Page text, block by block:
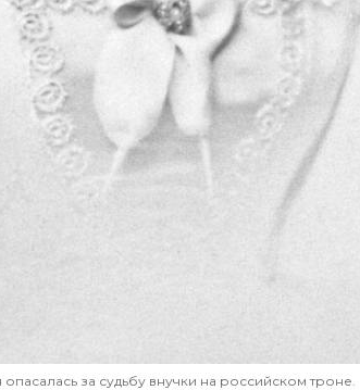
за судьбу внучки на российском троне.